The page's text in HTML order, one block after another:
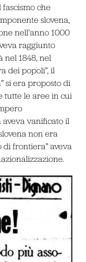
che
slovena,
nell’anno 1000
raggiunto
nel 1848, nel
dei popoli”, il
si era proposto di
tutte le aree in cui
vanificato il
non era
di frontiera” aveva